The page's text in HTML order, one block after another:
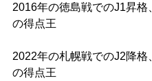
2016年の徳島戦でのJ1昇格
の得点王
2022年の札幌戦でのJ2降格
の得点王